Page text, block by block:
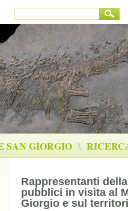
SAN GIORGIO \
Rappresentanti
pubblici in visita al
Giorgio e sul